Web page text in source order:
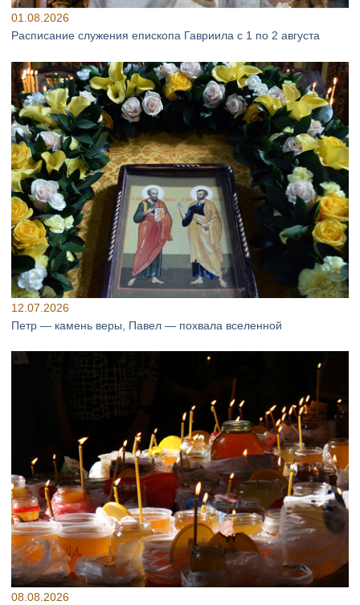
01.08.2026
Расписание служения епископа Гавриила с 1 по 2 августа
12.07.2026
Петр — камень веры, Павел — похвала вселенной
08.08.2026